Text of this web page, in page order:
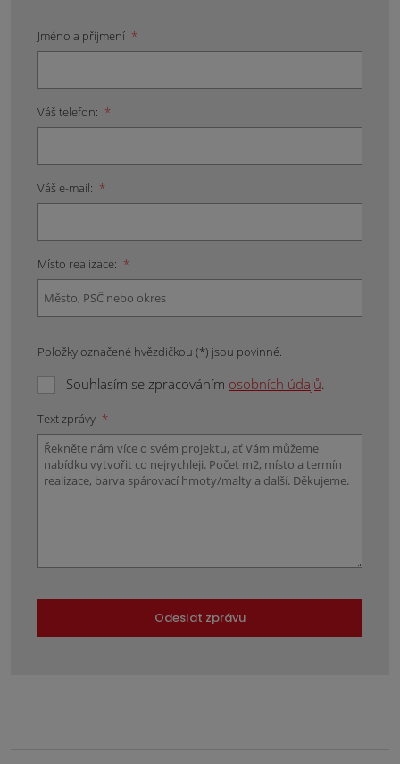
Jméno a příjmení *
Váš telefon: *
Váš e-mail: *
Místo realizace: *
Položky označené hvězdičkou (*) jsou povinné.
Souhlasím se zpracováním osobních údajů.
Text zprávy *
Odeslat zprávu